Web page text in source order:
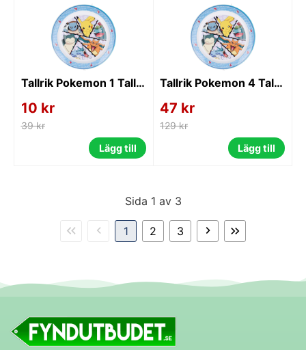
Tallrik Pokemon 1 Tallrik
10 kr
39 kr
Lägg till
Tallrik Pokemon 4 Tallrikar
47 kr
129 kr
Lägg till
Sida 1 av 3
1 2 3